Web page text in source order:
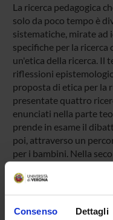
Consenso Dettagli
La ricerca pedagogica
solo da poco tempo è
sistematiche, mirate ad
specifiche per la ricerca
un'etica della ricerca. Il
riflessioni
proposta di etica per la
presentate quattro
enunciati nella parte
prende in esame il
poi, attraverso un
per i bambini. Nella
modi di coinvolgere i
54231